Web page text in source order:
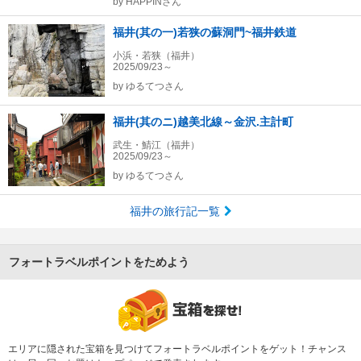
福井(其の一)若狭の蘇洞門~福井鉄道
小浜・若狭（福井）
2025/09/23～
by ゆるてつさん
福井(其のニ)越美北線～金沢.主計町
武生・鯖江（福井）
2025/09/23～
by ゆるてつさん
福井の旅行記一覧
フォートラベルポイントをためよう
エリアに隠された宝箱を見つけてフォートラベルポイントをゲット！チャンス